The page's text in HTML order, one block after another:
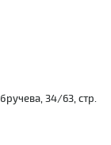
34/63, стр.